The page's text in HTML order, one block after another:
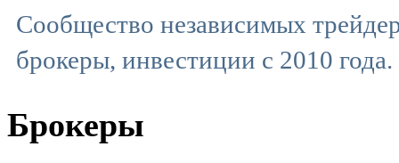
Сообщество независимых
брокеры, инвестиции с 2010 года.
Брокеры